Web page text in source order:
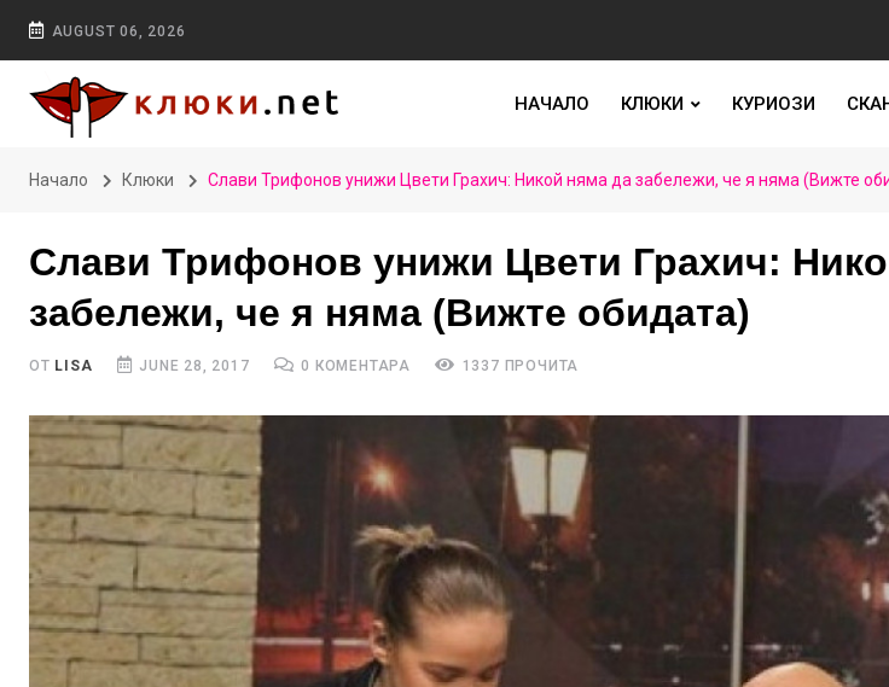
AUGUST 06, 2026
НАЧАЛО КЛЮКИ КУРИОЗИ
Начало Клюки Слави Трифонов унижи Цвети Грахич: Никой няма да забележи, че я няма (Вижте
Слави Трифонов унижи Цвети Грахич:
забележи, че я няма (Вижте обидата)
ОТ LISA JUNE 28, 2017 0 КОМЕНТАРА 1337 ПРОЧИТА